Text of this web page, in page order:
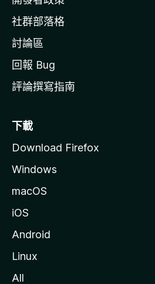
社群部落格
討論區
回報 Bug
評論撰寫指南
下載
Download Firefox
Windows
macOS
iOS
Android
Linux
All